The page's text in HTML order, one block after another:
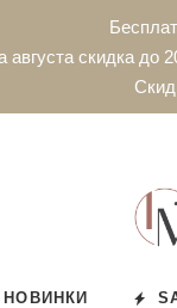
августа скидка до
НОВИНКИ